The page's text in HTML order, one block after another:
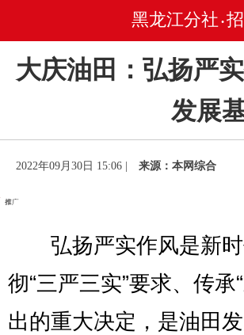
黑龙江分社 •
大庆油田：弘扬严
发展
2022年09月30日 15:06 | 来源：本网综合
弘扬严实作风是新时
彻“三严三实”要求、传承
出的重大决定，是油田